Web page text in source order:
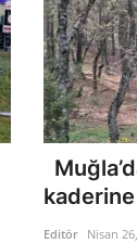
Editör Nisan